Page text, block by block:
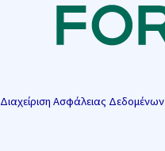
Διαχείριση Ασφάλειας Δεδομένων